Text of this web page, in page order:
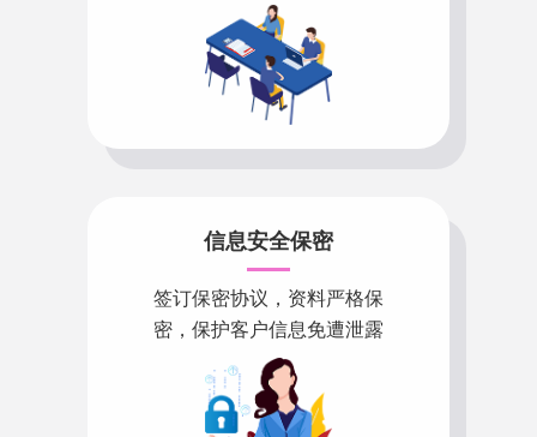
信息安全保密
签订保密协议，资料严格保
密，保护客户信息免遭泄露